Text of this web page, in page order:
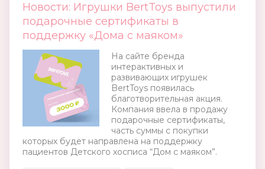
Новости: Игрушки BertToys выпустили
подарочные сертификаты в
поддержку «Дома с маяком»
На сайте бренда
интерактивных и
развивающих игрушек
BertToys появилась
благотворительная акция.
Компания ввела в продажу
подарочные сертификаты,
часть суммы с покупки
которых будет направлена на поддержку
пациентов Детского хосписа “Дом с маяком”.